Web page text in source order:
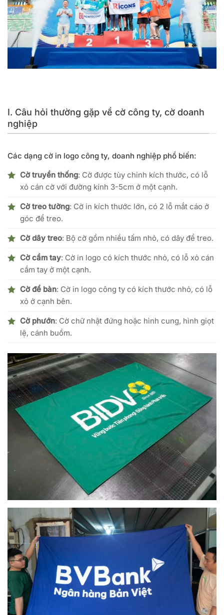
I. Câu hỏi thường gặp về cờ công ty, cờ doanh
nghiệp
Các dạng cờ in logo công ty, doanh nghiệp phổ biến:
Cờ truyền thống: Cờ được tùy chỉnh kích thước, có lỗ
xỏ cán cờ với đường kính 3-5cm ở một cạnh.
Cờ treo tường: Cờ in kích thước lớn, có 2 lỗ mắt cáo ở
góc để treo.
Cờ dây treo: Bộ cờ gồm nhiều tấm nhỏ, có dây để treo.
Cờ cầm tay: Cờ in logo có kích thước nhỏ, có lỗ xỏ cán
cầm tay ở một cạnh.
Cờ để bàn: Cờ in logo công ty có kích thước nhỏ, có lỗ
xỏ ở cạnh bên.
Cờ phướn: Cờ chữ nhật đứng hoặc hình cung, hình giọt
lệ, cánh buồm.
Dịch vụ in cờ được nhiều công ty, tập đoàn tin tưởng lựa